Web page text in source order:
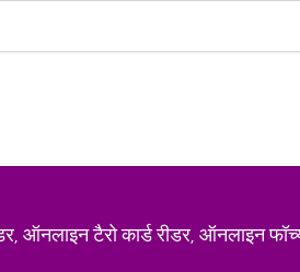
टैरो कार्ड रीडर, ऑनलाइन